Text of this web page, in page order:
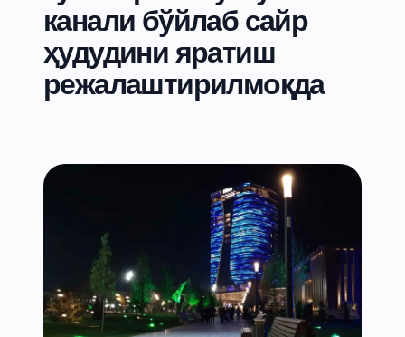
канали бўйлаб сайр
ҳудудини яратиш
режалаштирилмоқда